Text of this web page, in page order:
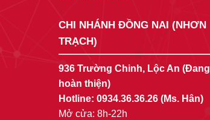
CHI NHÁNH ĐỒNG NAI (NHƠN
TRẠCH)
936 Trường Chinh, Lộc An (Đang
hoàn thiện)
Hotline: 0934.36.36.26 (Ms. Hân)
Mở cửa: 8h-22h